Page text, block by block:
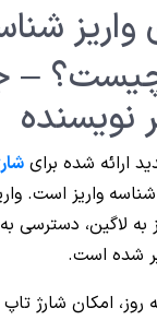
واریز
–
نویسنده
ارائه شده برای
واریز است.
به لاگین، دسترسی
شده است.
روز، امکان شارژ